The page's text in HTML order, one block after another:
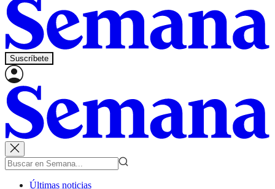
Suscríbete
Últimas noticias